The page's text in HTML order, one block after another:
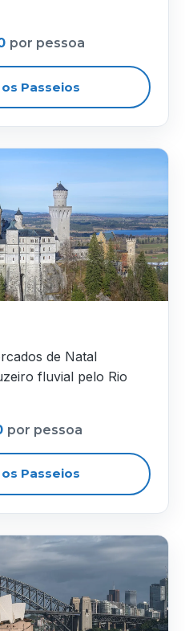
por pessoa
Passeios
de Natal
fluvial pelo Rio
por pessoa
Passeios